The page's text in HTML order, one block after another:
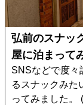
弘前のスナッ
屋に泊まって
SNSなどで度々
るスナックみた
ってみました。